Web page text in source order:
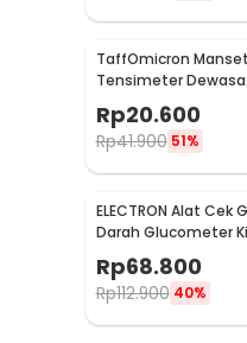
TaffOmicron Manset
Tensimeter Dewasa
Universal Arm Cuff
Replacement 22-
B02
Rp20.600
Rp41.900 51%
ELECTRON Alat Cek
Darah Glucometer
Test Strips - HH-
Rp68.800
Rp112.900 40%